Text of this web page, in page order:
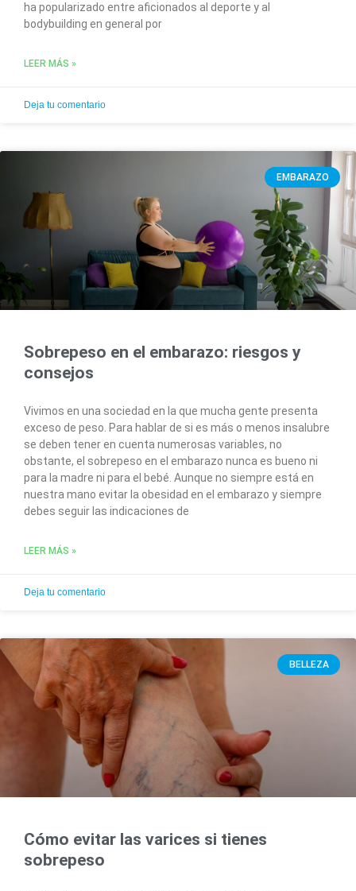
ha popularizado entre aficionados al deporte y al
bodybuilding en general por
LEER MÁS »
Deja tu comentario
EMBARAZO
Sobrepeso en el embarazo: riesgos y
consejos
Vivimos en una sociedad en la que mucha gente presenta
exceso de peso. Para hablar de si es más o menos insalubre
se deben tener en cuenta numerosas variables, no
obstante, el sobrepeso en el embarazo nunca es bueno ni
para la madre ni para el bebé. Aunque no siempre está en
nuestra mano evitar la obesidad en el embarazo y siempre
debes seguir las indicaciones de
LEER MÁS »
Deja tu comentario
BELLEZA
Cómo evitar las varices si tienes
sobrepeso